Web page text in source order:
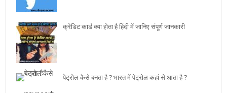
क्रेडिट कार्ड क्या होता है हिंदी में जानिए संपूर्ण जानकारी
पेट्रोल कैसे बनता है ? भारत में पेट्रोल कहां से आता है ?